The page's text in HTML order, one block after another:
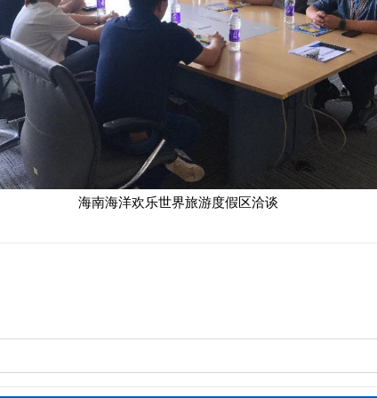
海南海洋欢乐世界旅游度假区洽谈